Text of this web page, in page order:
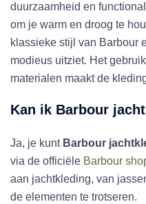
duurzaamheid en
om je warm en droog te
klassieke stijl van Barbour
modieus uitziet. Het
materialen maakt de
Kan ik Barbour
Ja, je kunt Barbour
via de officiële Barbour
aan jachtkleding, van
de elementen te trotseren.